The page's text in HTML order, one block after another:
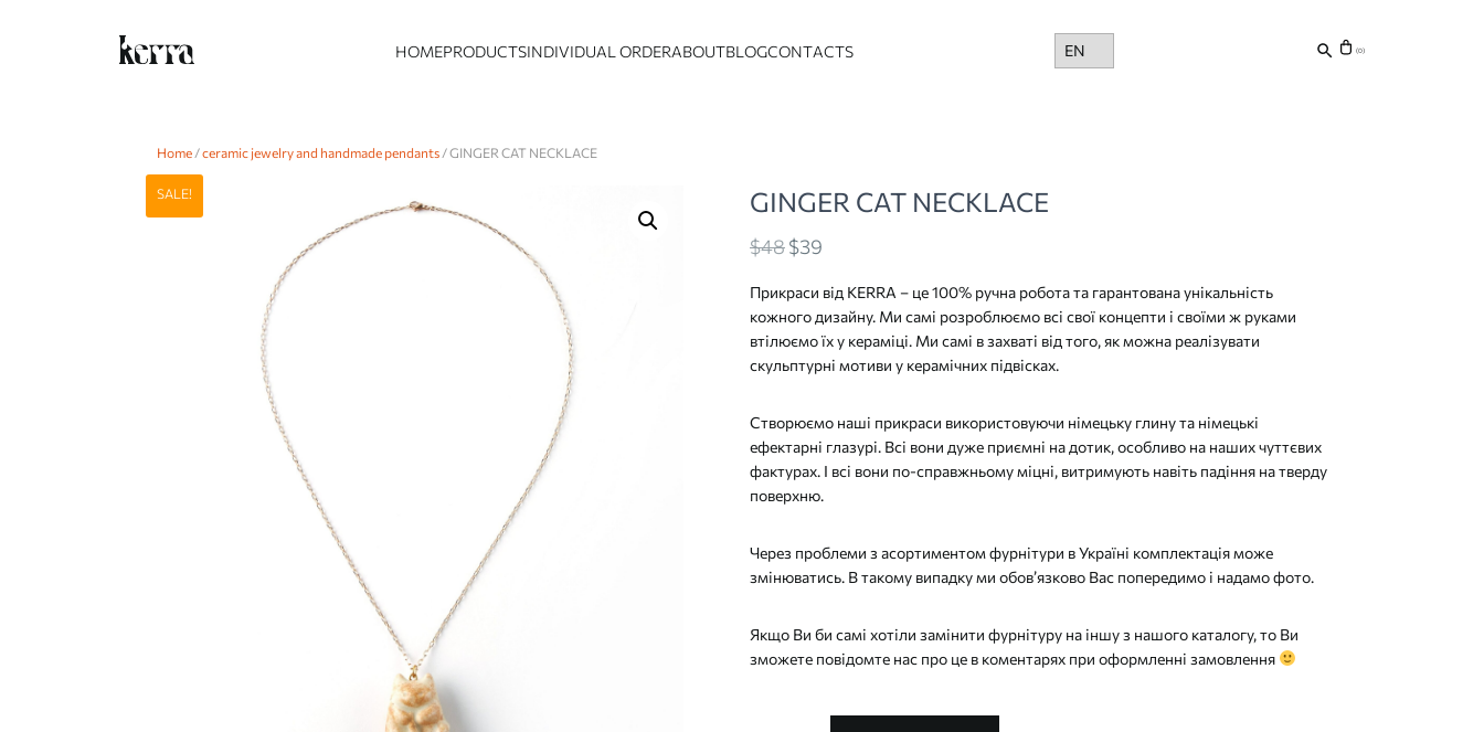
HOMEPRODUCTSINDIVIDUAL ORDERABOUTBLOGCONTACTS
Choose
a
(0)
Home /ceramic jewelry and handmade pendants / GINGER CAT NECKLACE
SALE! GINGER CAT NECKLACE
$48Original
was:
$48
$39
is:
$39
Прикраси від KERRA – це 100% ручна робота та гарантована унікальність
кожного дизайну. Ми самі розроблюємо всі свої концепти і своїми ж руками
втілюємо їх у кераміці. Ми самі в захваті від того, як можна реалізувати
скульптурні мотиви у керамічних підвісках.
Створюємо наші прикраси використовуючи німецьку глину та німецькі
ефектарні глазурі. Всі вони дуже приємні на дотик, особливо на наших чуттєвих
фактурах. І всі вони по-справжньому міцні, витримують навіть падіння на тверду
поверхню.
Через проблеми з асортиментом фурнітури в Україні комплектація може
змінюватись. В такому випадку ми обов’язково Вас попередимо і надамо фото.
Якщо Ви би самі хотіли замінити фурнітуру на іншу з нашого каталогу, то Ви
зможете повідомте нас про це в коментарях при оформленні замовлення